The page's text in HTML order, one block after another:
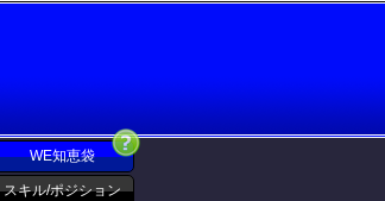
WE知恵袋
スキル/ポジション